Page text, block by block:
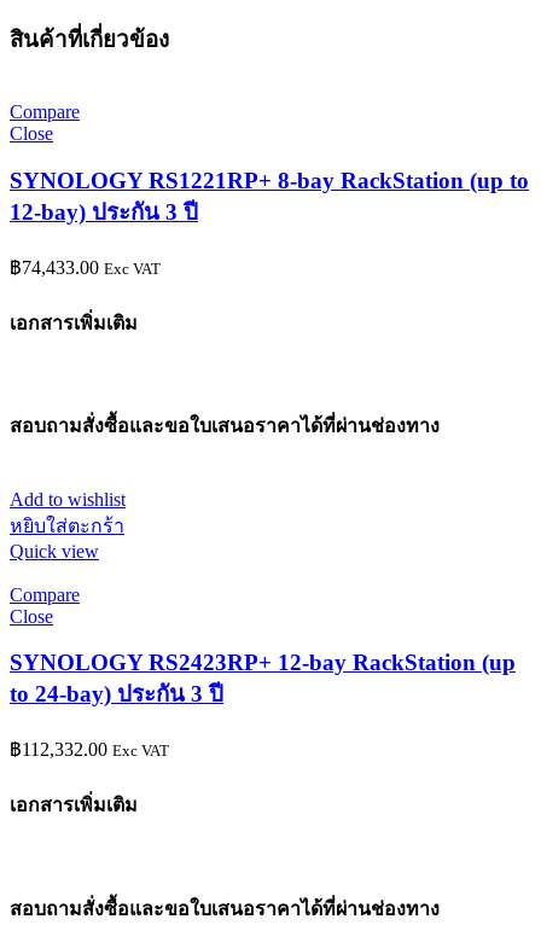
สินค้าที่เกี่ยวข้อง
Compare
Close
SYNOLOGY RS1221RP+ 8-bay RackStation (up to
12-bay) ประกัน 3 ปี
฿74,433.00 Exc VAT
เอกสารเพิ่มเติม
สอบถามสั่งซื้อและขอใบเสนอราคาได้ที่ผ่านช่องทาง
Add to wishlist
หยิบใส่ตะกร้า
Quick view
Compare
Close
SYNOLOGY RS2423RP+ 12-bay RackStation (up
to 24-bay) ประกัน 3 ปี
฿112,332.00 Exc VAT
เอกสารเพิ่มเติม
สอบถามสั่งซื้อและขอใบเสนอราคาได้ที่ผ่านช่องทาง